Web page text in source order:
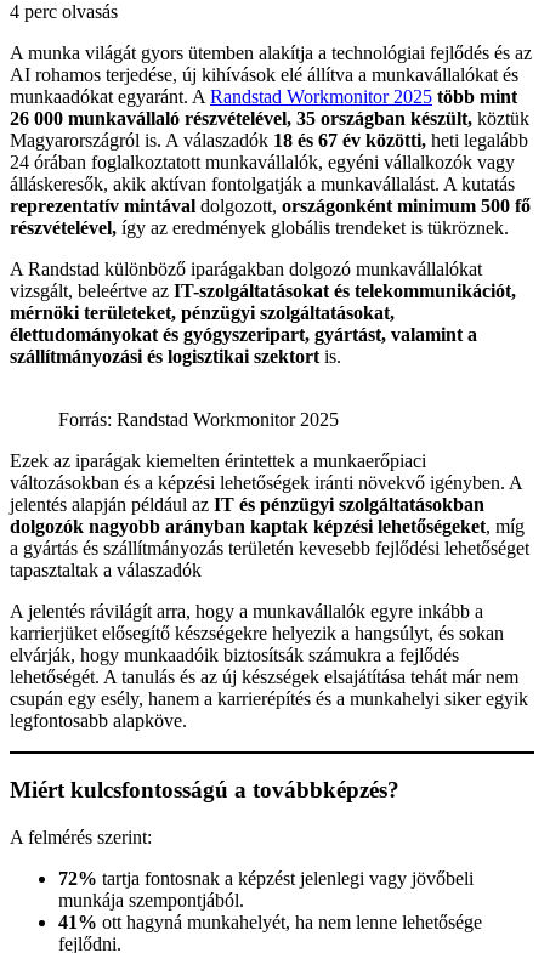
4 perc olvasás
A munka világát gyors ütemben alakítja a technológiai fejlődés és az
AI rohamos terjedése, új kihívások elé állítva a munkavállalókat és
munkaadókat egyaránt. ARandstad Workmonitor 2025 több mint
26 000 munkavállaló részvételével, 35 országban készült, köztük
Magyarországról is. A válaszadók 18 és 67 év közötti, heti legalább
24 órában foglalkoztatott munkavállalók, egyéni vállalkozók vagy
álláskeresők, akik aktívan fontolgatják a munkavállalást. A kutatás
reprezentatív mintával dolgozott, országonként minimum 500 fő
részvételével, így az eredmények globális trendeket is tükröznek.
A Randstad különböző iparágakban dolgozó munkavállalókat
vizsgált, beleértve az IT-szolgáltatásokat és telekommunikációt,
mérnöki területeket, pénzügyi szolgáltatásokat,
élettudományokat és gyógyszeripart, gyártást, valamint a
szállítmányozási és logisztikai szektortis.
Forrás: Randstad Workmonitor 2025
Ezek az iparágak kiemelten érintettek a munkaerőpiaci
változásokban és a képzési lehetőségek iránti növekvő igényben. A
jelentés alapján például az IT és pénzügyi szolgáltatásokban
dolgozók nagyobb arányban kaptak képzési lehetőségeket, míg
a gyártás és szállítmányozás területén kevesebb fejlődési lehetőséget
tapasztaltak a válaszadók
A jelentés rávilágít arra, hogy a munkavállalók egyre inkább a
karrierjüket elősegítő készségekre helyezik a hangsúlyt, és sokan
elvárják, hogy munkaadóik biztosítsák számukra a fejlődés
lehetőségét. A tanulás és az új készségek elsajátítása tehát már nem
csupán egy esély, hanem a karrierépítés és a munkahelyi siker egyik
legfontosabb alapköve.
Miért kulcsfontosságú a továbbképzés?
A felmérés szerint:
72% tartja fontosnak a képzést jelenlegi vagy jövőbeli
munkája szempontjából.
41% ott hagyná munkahelyét, ha nem lenne lehetősége
fejlődni.